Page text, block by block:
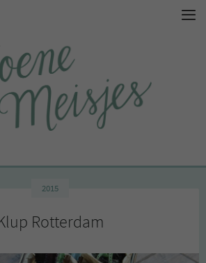
2015
Rotterdam